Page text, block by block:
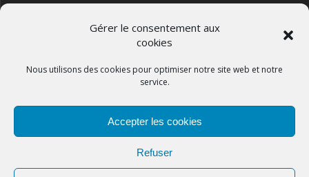
Gérer le consentement aux
cookies
Nous utilisons des cookies pour optimiser notre site web et notre
service.
Accepter les cookies
Refuser
Mentions légales
Politique de confidentialité
Politique de cookies (UE)